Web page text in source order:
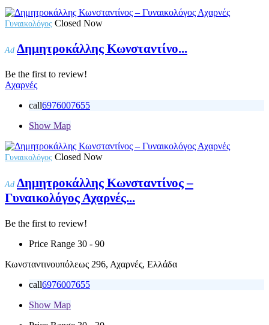
Γυναικολόγος Closed Now
Ad Δημητροκάλλης Κωνσταντίνο...
Be the first to review!
Αχαρνές
call6976007655
Show Map
Γυναικολόγος Closed Now
Ad Δημητροκάλλης Κωνσταντίνος –
Γυναικολόγος Αχαρνές...
Be the first to review!
Price Range 30 - 90
Κωνσταντινουπόλεως 296, Αχαρνές, Ελλάδα
call6976007655
Show Map